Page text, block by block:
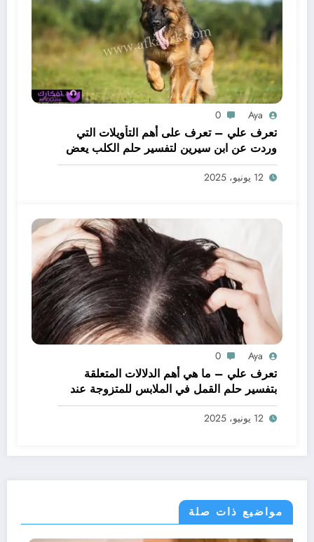
Aya
0
تعرف علي – تعرف على أهم التأويلات التي
وردت عن ابن سيرين لتفسير حلم الكلب يعض
يدي – بالتفصيل
12 يونيو، 2025
Aya
0
تعرف علي – ما هي أهم الدلالات المتعلقة
بتفسير حلم القمل في الملابس للمتزوجة عند
ابن سيرين؟ – بالتفصيل
12 يونيو، 2025
مواضيع ذات صلة